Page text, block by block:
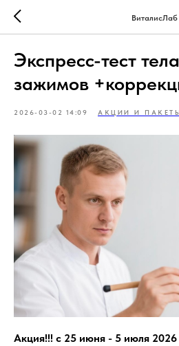
ВиталисЛаб
Экспресс-тест
зажимов
2026-03-02 14:09 АКЦИИ И
Акция!!! с 25 июня - 5 июля 2026